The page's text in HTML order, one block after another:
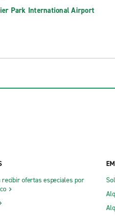
Park International Airport
recibir ofertas especiales por